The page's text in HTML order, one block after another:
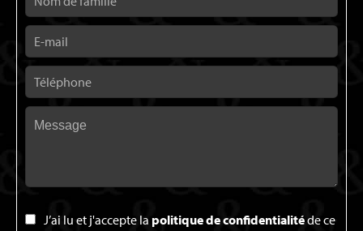
J’ai lu et j'accepte la politique de confidentialitéde ce